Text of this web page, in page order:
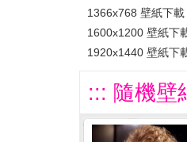
1366x768 壁紙下載
1600x1200 壁紙下
1920x1440 壁紙下
::: 隨機壁